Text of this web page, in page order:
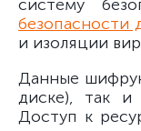
систему
безопасности
и изоляции
Данные
диске), так
Доступ к